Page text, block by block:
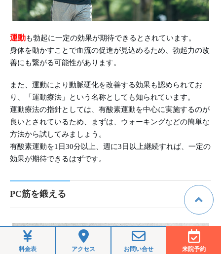
運動も勃起に一定の効果が期待できるとされています。
身体を動かすことで血流の促進が見込めるため、勃起力の改
善にも繋がる可能性があります。
また、運動により動脈硬化を改善する効果も認められてお
り、「運動療法」という名称としても知られています。
運動療法の指針としては、有酸素運動を中心に実施するのが
良いとされているため、まずは、ウォーキングなどの簡単な
方法から試してみましょう。
有酸素運動を1日30分以上、週に3日以上継続すれば、一定の
効果が期待できるはずです。
PC筋を鍛える
料金表 アクセス お問い合せ 来院予約